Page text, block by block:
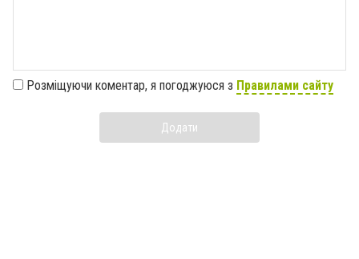
Розміщуючи коментар, я погоджуюся з Правилами сайту
Додати